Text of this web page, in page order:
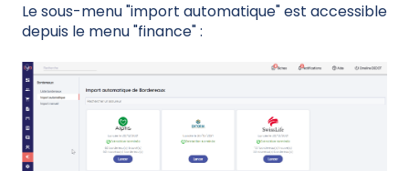
Le sous-menu "import automatique" est accessible
depuis le menu "finance" :